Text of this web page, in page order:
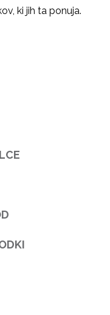
ki jih ta ponuja.